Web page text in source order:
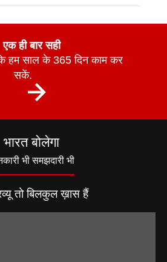
एक ही बार सही
हम साल के 365 दिन काम कर
सकें.
भारत बोलेगा
भी समझदारी भी
तो बिलकुल ख़ास हैं